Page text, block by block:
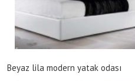
Beyaz lila modern yatak odası